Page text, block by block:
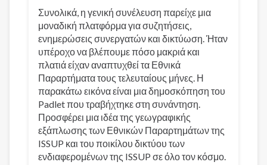
Συνολικά, η γενική συνέλευση παρείχε μια
μοναδική πλατφόρμα για συζητήσεις,
ενημερώσεις συνεργατών και δικτύωση. Ήταν
υπέροχο να βλέπουμε πόσο μακριά και
πλατιά είχαν αναπτυχθεί τα Εθνικά
Παραρτήματα τους τελευταίους μήνες. Η
παρακάτω εικόνα είναι μια δημοσκόπηση του
Padlet που τραβήχτηκε στη συνάντηση.
Προσφέρει μια ιδέα της γεωγραφικής
εξάπλωσης των Εθνικών Παραρτημάτων της
ISSUP και του ποικίλου δικτύου των
ενδιαφερομένων της ISSUP σε όλο τον κόσμο.